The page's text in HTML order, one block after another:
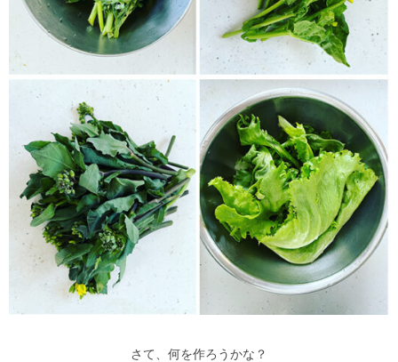
さて、何を作ろうかな？